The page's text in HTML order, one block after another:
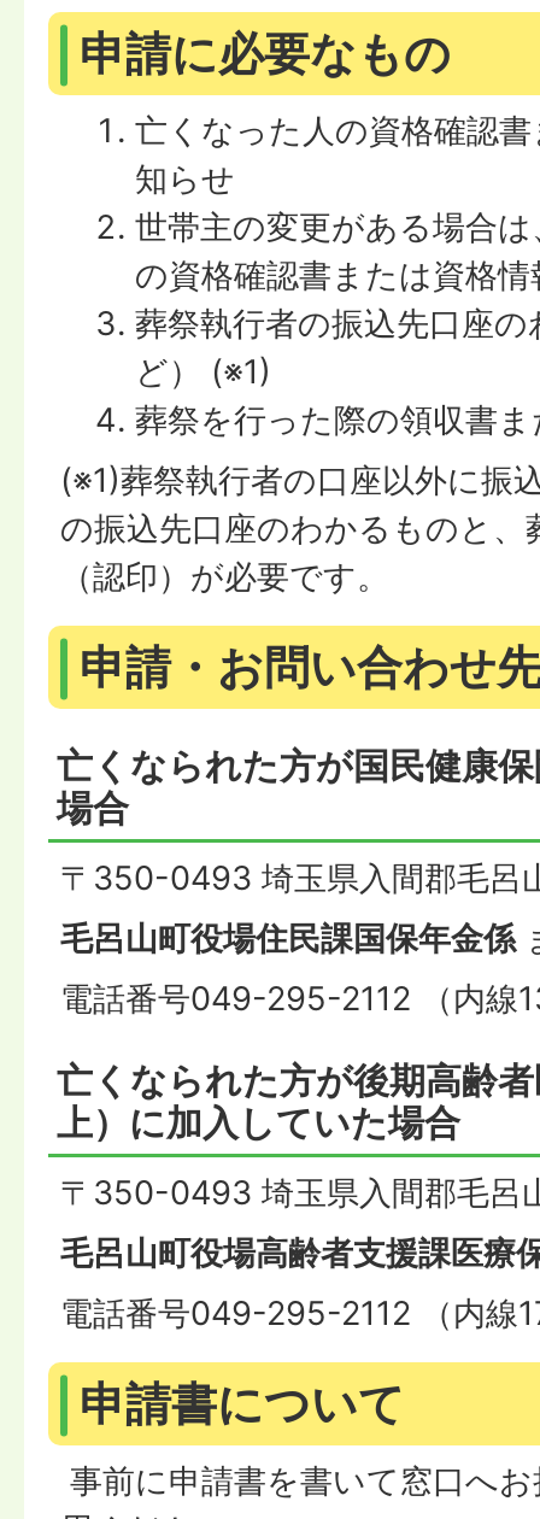
申請に必要なもの
亡くなった人の資格確認
知らせ
世帯主の変更がある場合
の資格確認書または資格
葬祭執行者の振込先口座
ど） (※1)
葬祭を行った際の領収書
(※1)葬祭執行者の口座以外に振
の振込先口座のわかるものと、
（認印）が必要です。
申請・お問い合わせ
亡くなられた方が国民健康
場合
〒350-0493 埼玉県入間郡毛呂
毛呂山町役場住民課国保年金係
電話番号049-295-2112 （内線
亡くなられた方が後期高齢
上）に加入していた場合
〒350-0493 埼玉県入間郡毛呂
毛呂山町役場高齢者支援課医療
電話番号049-295-2112 （内線
申請書について
事前に申請書を書いて窓口へ